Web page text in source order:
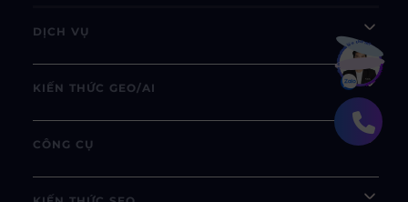
DỊCH VỤ
KIẾN THỨC GEO/AI
CÔNG CỤ
Bạn muốn hiểu thêm?Xem chi tiết